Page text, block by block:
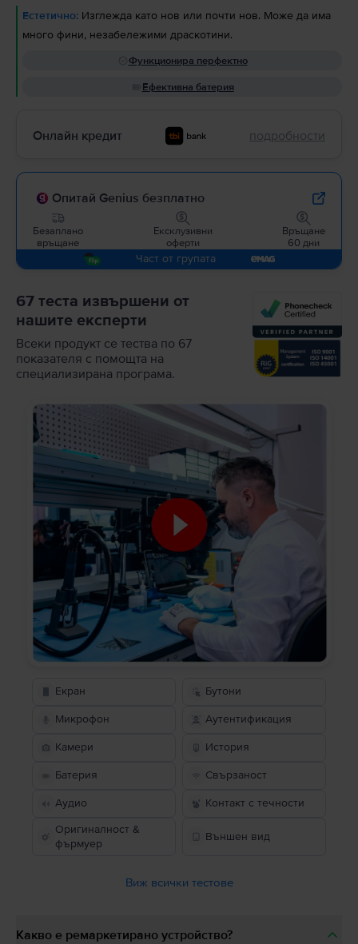
Естетично: Изглежда като нов или почти нов. Може да има
много фини, незабележими драскотини.
Функционира перфектно
Ефективна батерия
Онлайн кредит подробности
Опитай Genius безплатно
Безаплано
връщане
Ексклузивни
оферти
Връщане
60 дни
Част от групата
67 теста извършени от
нашите експерти
Всеки продукт се тества по 67
показателя с помощта на
специализирана програма.
Екран Бутони
Микрофон Аутентификация
Камери История
Батерия Свързаност
Аудио
Контакт с течности
Оригиналност &
фърмуер
Външен вид
Виж всички тестове
Какво е ремаркетирано устройство?